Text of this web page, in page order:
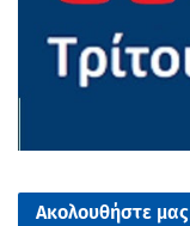
Ακολουθήστε μας